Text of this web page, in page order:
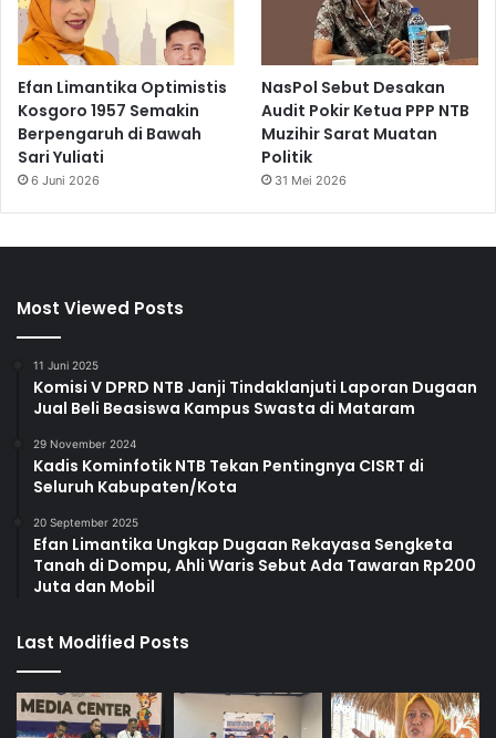
Efan Limantika Optimistis
Kosgoro 1957 Semakin
Berpengaruh di Bawah
Sari Yuliati
6 Juni 2026
NasPol Sebut Desakan
Audit Pokir Ketua PPP NTB
Muzihir Sarat Muatan
Politik
31 Mei 2026
Most Viewed Posts
11 Juni 2025
Komisi V DPRD NTB Janji Tindaklanjuti Laporan Dugaan
Jual Beli Beasiswa Kampus Swasta di Mataram
29 November 2024
Kadis Kominfotik NTB Tekan Pentingnya CISRT di
Seluruh Kabupaten/Kota
20 September 2025
Efan Limantika Ungkap Dugaan Rekayasa Sengketa
Tanah di Dompu, Ahli Waris Sebut Ada Tawaran Rp200
Juta dan Mobil
Last Modified Posts